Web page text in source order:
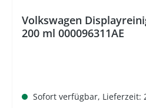
Volkswagen
200 ml 000096311AE
Sofort verfügbar, Lieferzeit: